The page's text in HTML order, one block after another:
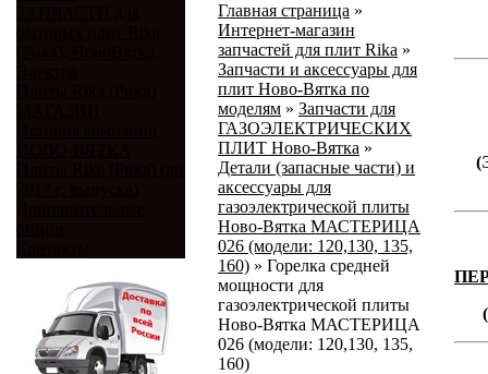
Главная страница »
Интернет-магазин
запчастей для плит Rika »
Запчасти и аксессуары для
плит Ново-Вятка по
моделям » Запчасти для
ГАЗОЭЛЕКТРИЧЕСКИХ
ПЛИТ Ново-Вятка »
Детали (запасные части) и
аксессуары для
газоэлектрической плиты
Ново-Вятка МАСТЕРИЦА
026 (модели: 120,130, 135,
160) » Горелка средней
мощности для
газоэлектрической плиты
Ново-Вятка МАСТЕРИЦА
026 (модели: 120,130, 135,
160)